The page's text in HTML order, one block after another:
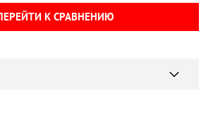
К СРАВНЕНИЮ